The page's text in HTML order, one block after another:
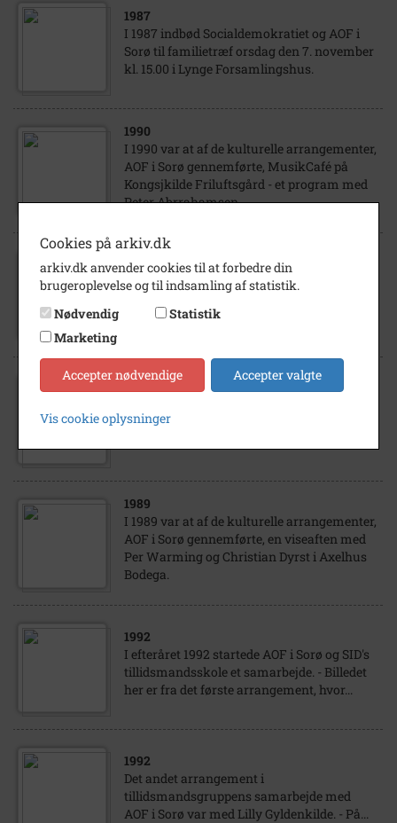
1987
I 1987 indbød Socialdemokratiet og AOF i
Sorø til familietræf orsdag den 7. november
kl. 15.00 i Lynge Forsamlingshus.
1990
I 1990 var at af de kulturelle arrangementer,
AOF i Sorø gennemførte, MusikCafé på
Kongsjkilde Friluftsgård - et program med
Peter Abrrahamsen.
1988
AOF Sorø's tilbud var mangesidigt og stort. -
Crokitegning hos Heather Spears på Sorø...
1988
Her indtryk fra et aftenskolekursus 1988 i
1989
I 1989 var at af de kulturelle arrangementer,
AOF i Sorø gennemførte, en viseaften med
Per Warming og Christian Dyrst i Axelhus
Bodega.
1992
I efteråret 1992 startede AOF i Sorø og SID's
tillidsmandsskole et samarbejde. - Billedet
her er fra det første arrangement, hvor...
1992
Det andet arrangement i
tillidsmandsgruppens samarbejde med
AOF i Sorø var med Lilly Gyldenkilde. - På...
Cookies på arkiv.dk
arkiv.dk anvender cookies til at forbedre din
brugeroplevelse og til indsamling af statistik.
Nødvendig
Statistik
Marketing
Accepter nødvendige Accepter valgte
Vis cookie oplysninger